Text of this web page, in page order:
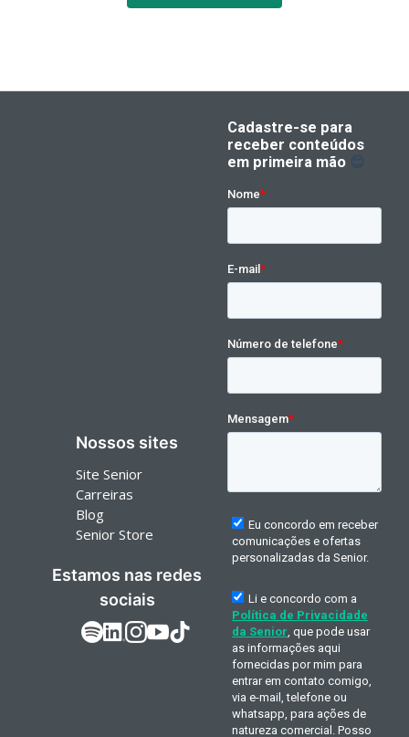
Nossos sites
Site Senior
Carreiras
Blog
Senior Store
Estamos nas redes
sociais